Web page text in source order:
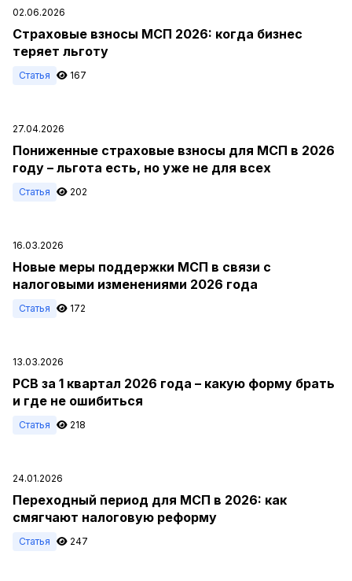
02.06.2026
Страховые взносы МСП 2026: когда бизнес
теряет льготу
Статья 167
27.04.2026
Пониженные страховые взносы для МСП в 2026
году – льгота есть, но уже не для всех
Статья 202
16.03.2026
Новые меры поддержки МСП в связи с
налоговыми изменениями 2026 года
Статья 172
13.03.2026
РСВ за 1 квартал 2026 года – какую форму брать
и где не ошибиться
Статья 218
24.01.2026
Переходный период для МСП в 2026: как
смягчают налоговую реформу
Статья 247